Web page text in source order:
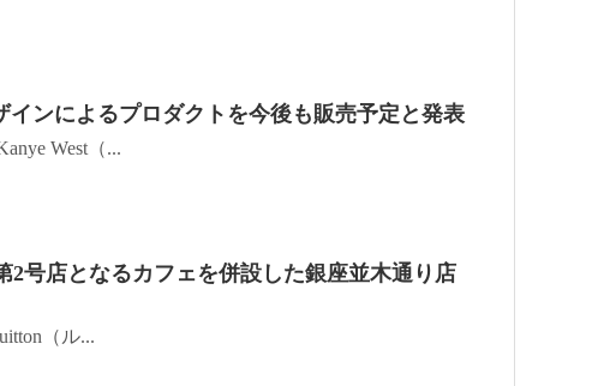
インによるプロダクトを今後も販売予定と発表
West（...
2号店となるカフェを併設した銀座並木通り店
（ル...